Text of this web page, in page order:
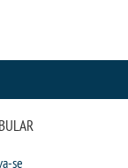
se